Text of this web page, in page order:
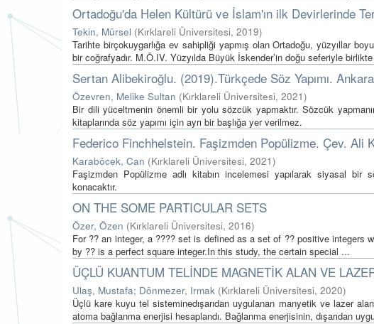
Ortadoğu'da Helen Kültürü ve İslam'ın ilk Devirlerinde
Tekin, Mürsel (Kırklareli Üniversitesi, 2019)
Tarihte birçokuygarlığa ev sahipliği yapmış olan Ortadoğu, yüzyıllar
bir coğrafyadır. M.Ö.IV. Yüzyılda Büyük İskender’in doğu seferiyle
Sertan Alibekiroğlu. (2019).Türkçede Söz Yapımı.
Özevren, Melike Sultan (Kırklareli Üniversitesi, 2021)
Bir dili yüceltmenin önemli bir yolu sözcük yapmaktır. Sözcük
kitaplarında söz yapımı için ayrı bir başlığa yer verilmez.
Federico Finchhelstein. Faşizmden Popülizme. Çev. Ali
Karaböcek, Can (Kırklareli Üniversitesi, 2021)
Faşizmden Popülizme adlı kitabın incelemesi yapılarak siyasal bir
konacaktır.
ON THE SOME PARTICULAR SETS
Özer, Özen (Kırklareli Üniversitesi, 2016)
For ?? an integer, a ???? set is defined as a set of ?? positive
by ?? is a perfect square integer.In this study, the certain special ...
ÜÇLÜ KUANTUM TELİNDE MAGNETİK ALAN VE
Ulaş, Mustafa; Dönmezer, Irmak (Kırklareli Üniversitesi, 2020)
Üçlü kare kuyu tel sisteminedışarıdan uygulanan manyetik ve lazer
atoma bağlanma enerjisi hesaplandı. Bağlanma enerjisinin, dışarıdan